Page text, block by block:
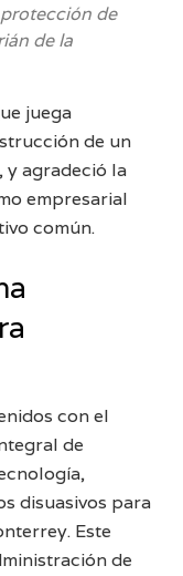
de
de la
juega
de un
y agradeció la
empresarial
común.
con el
de
disuasivos para
Este
de